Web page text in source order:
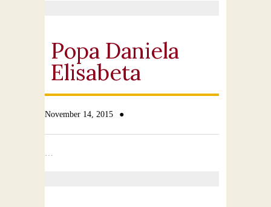
Popa Daniela
Elisabeta
November 14, 2015 ●
…